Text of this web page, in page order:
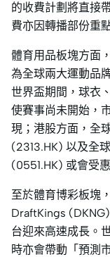
的收費計劃將直接
費亦因轉播部份重
體育用品板塊方面
為全球兩大運動品
世界盃期間，球衣
使賽事尚未開始，
現；港股方面，全
(2313.HK) 以及全
(0551.HK) 或會受
至於體育博彩板塊
DraftKings
台迎來高速成長。
時亦會帶動「預測